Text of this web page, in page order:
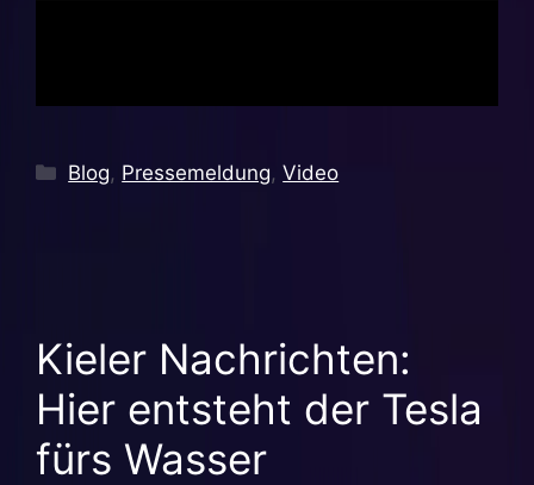
Kategorien
Blog, Pressemeldung,Video
Kieler Nachrichten:
Hier entsteht der Tesla
fürs Wasser